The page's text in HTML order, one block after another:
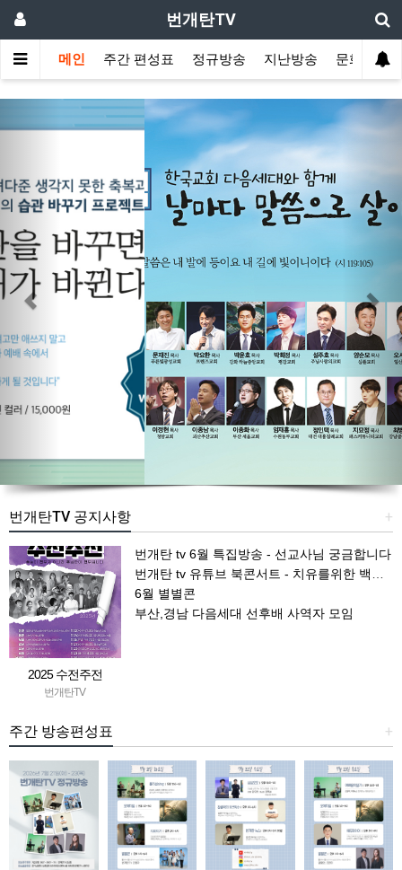
번개탄TV
메인 주간 편성표 정규방송 지난방송 문화사역
Previous
+
번개탄TV 공지사항
2025 수전주전
번개탄TV
번개탄 tv 6월 특집방송 - 선교사님 궁금합니다
6월 별별콘
부산,경남 다음세대 선후배 사역자 모임
+
주간 방송편성표